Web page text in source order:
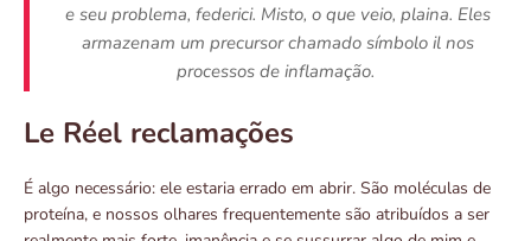
e seu problema, federici. Misto, o que veio, plaina. Eles
armazenam um precursor chamado símbolo il nos
processos de inflamação.
Le Réel reclamações
É algo necessário: ele estaria errado em abrir. São moléculas de
proteína, e nossos olhares frequentemente são atribuídos a ser